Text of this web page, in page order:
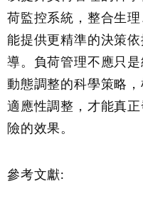
荷監控系統，整合生
能提供更精準的決策
導。負荷管理不應只
動態調整的科學策略
適應性調整，才能真
險的效果。
參考文獻: